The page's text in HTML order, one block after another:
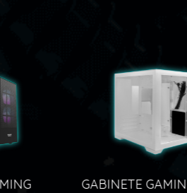
GABINETE